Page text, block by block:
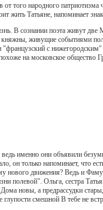
того народного
жить Татьяне, напоминает
В сознании поэта живут две
живущие событиями
с
на московское общество
именно они объявили
он только напоминает, что
нового движения? Ведь и
полевой". Ольга, сестра
новы, а предрассудки
смешной В тебе не